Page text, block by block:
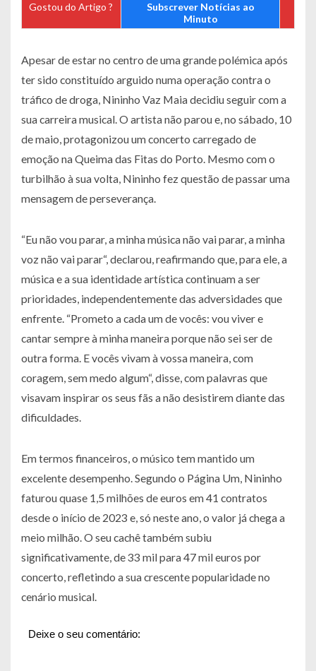
Gostou do Artigo ?
Subscrever Notícias ao
Minuto
Apesar de estar no centro de uma grande polémica após
ter sido constituído arguido numa operação contra o
tráfico de droga, Nininho Vaz Maia decidiu seguir com a
sua carreira musical. O artista não parou e, no sábado, 10
de maio, protagonizou um concerto carregado de
emoção na Queima das Fitas do Porto. Mesmo com o
turbilhão à sua volta, Nininho fez questão de passar uma
mensagem de perseverança.
“Eu não vou parar, a minha música não vai parar, a minha
voz não vai parar“, declarou, reafirmando que, para ele, a
música e a sua identidade artística continuam a ser
prioridades, independentemente das adversidades que
enfrente. “Prometo a cada um de vocês: vou viver e
cantar sempre à minha maneira porque não sei ser de
outra forma. E vocês vivam à vossa maneira, com
coragem, sem medo algum“, disse, com palavras que
visavam inspirar os seus fãs a não desistirem diante das
dificuldades.
Em termos financeiros, o músico tem mantido um
excelente desempenho. Segundo o Página Um, Nininho
faturou quase 1,5 milhões de euros em 41 contratos
desde o início de 2023 e, só neste ano, o valor já chega a
meio milhão. O seu cachê também subiu
significativamente, de 33 mil para 47 mil euros por
concerto, refletindo a sua crescente popularidade no
cenário musical.
Deixe o seu comentário: